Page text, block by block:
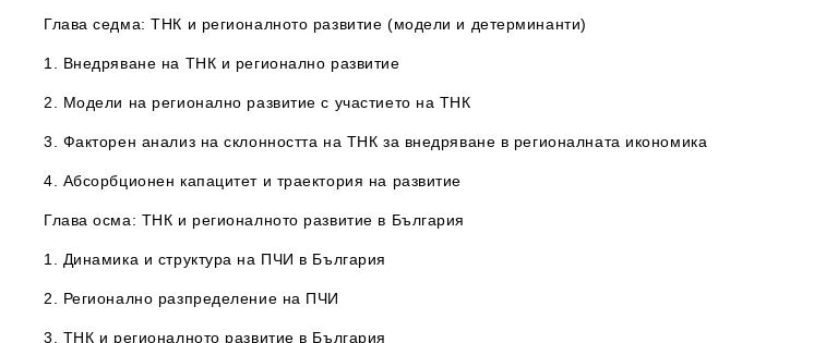
Глава седма: ТНК и регионалното развитие (модели и детерминанти)
1. Внедряване на ТНК и регионално развитие
2. Модели на регионално развитие с участието на ТНК
3. Факторен анализ на склонността на ТНК за внедряване в регионалната икономика
4. Абсорбционен капацитет и траектория на развитие
Глава осма: ТНК и регионалното развитие в България
1. Динамика и структура на ПЧИ в България
2. Регионално разпределение на ПЧИ
3. ТНК и регионалното развитие в България